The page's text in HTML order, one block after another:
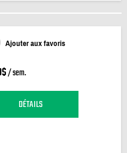
Ajouter aux favoris
/ sem.
DÉTAILS